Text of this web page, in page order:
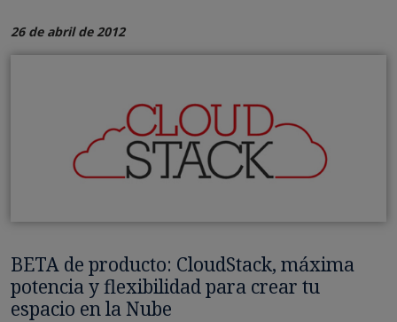
26 de abril de 2012
BETA de producto: CloudStack, máxima
potencia y flexibilidad para crear tu
espacio en la Nube